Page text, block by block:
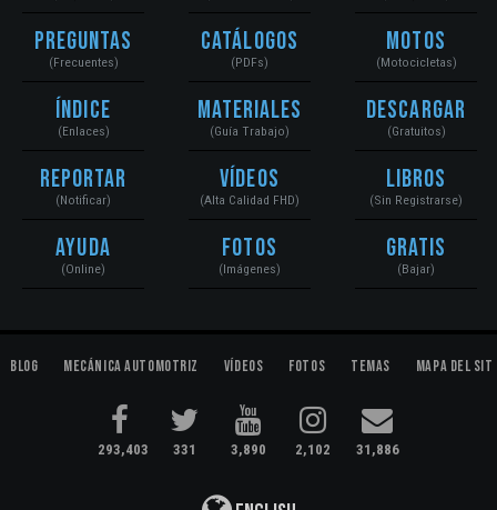
Preguntas
(Frecuentes)
Índice
(Enlaces)
Reportar
(Notificar)
Ayuda
(Online)
Catálogos
(PDFs)
Materiales
(Guía Trabajo)
Vídeos
(Alta Calidad FHD)
Fotos
(Imágenes)
Motos
(Motocicletas)
Descargar
(Gratuitos)
Libros
(Sin Registrarse)
Gratis
(Bajar)
Blog Mecánica Automotriz Vídeos Fotos Temas Mapa del
293,403 331 3,890 2,102 31,886